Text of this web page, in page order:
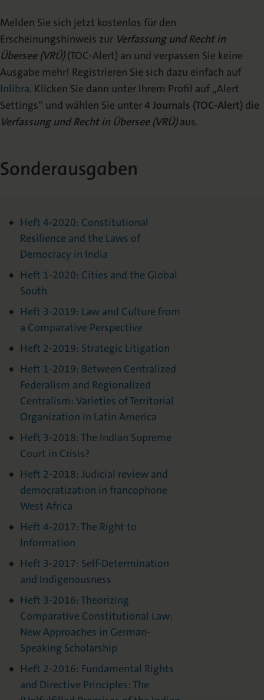
Melden Sie sich jetzt kostenlos für den
Erscheinungshinweis zur Verfassung und Recht in
Übersee (VRÜ)(TOC-Alert) an und verpassen Sie keine
Ausgabe mehr! Registrieren Sie sich dazu einfach auf
Inlibra. Klicken Sie dann unter Ihrem Profil auf „Alert
Settings“ und wählen Sie unter4 Journals (TOC-Alert) die
Verfassung und Recht in Übersee (VRÜ)aus.
Sonderausgaben
Heft 4-2020: Constitutional
Resilience and the Laws of
Democracy in India
Heft 1-2020: Cities and the Global
South
Heft 3-2019: Law and Culture from
a Comparative Perspective
Heft 2-2019: Strategic Litigation
Heft 1-2019: Between Centralized
Federalism and Regionalized
Centralism: Varieties of Territorial
Organization in Latin America
Heft 3-2018: The Indian Supreme
Court in Crisis?
Heft 2-2018: Judicial review and
democratization in francophone
West Africa
Heft 4-2017: The Right to
Information
Heft 3-2017: Self-Determination
and Indigenousness
Heft 3-2016: Theorizing
Comparative Constitutional Law:
New Approaches in German-
Speaking Scholarship
Heft 2-2016: Fundamental Rights
and Directive Principles: The